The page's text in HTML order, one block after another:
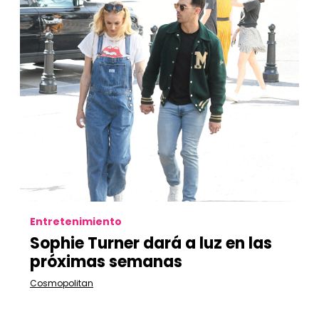
Entretenimiento
Sophie Turner dará a luz en las
próximas semanas
Cosmopolitan